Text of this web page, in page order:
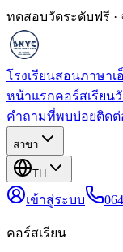
ทดสอบวัดระดับฟรี ·
โรงเรียนสอนภาษาเ
หน้าแรกคอร์สเรียน
คำถามที่พบบ่อยติดต่
สาขา
TH
เข้าสู่ระบบ
คอร์สเรียน